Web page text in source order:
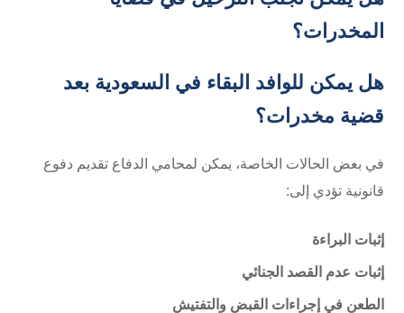
المخدرات؟
هل يمكن للوافد البقاء في السعودية بعد
قضية مخدرات؟
في بعض الحالات الخاصة، يمكن لمحامي الدفاع تقديم دفوع
قانونية تؤدي إلى:
إثبات البراءة
إثبات عدم القصد الجنائي
الطعن في إجراءات القبض والتفتيش